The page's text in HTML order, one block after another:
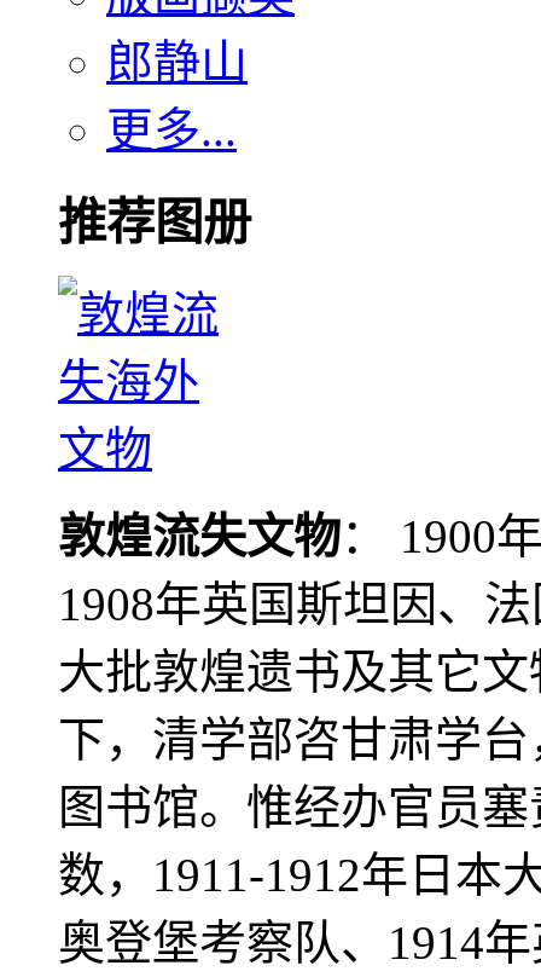
郎静山
更多...
推荐图册
敦煌流失文物： 1900
1908年英国斯坦因、
大批敦煌遗书及其它
下，清学部咨甘肃学
图书馆。惟经办官员
数，1911-1912年日本
奥登堡考察队、1914